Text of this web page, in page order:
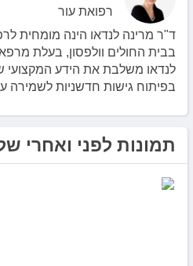
רפואת עור
ד"ר מרינה לנדאו הינה מומחית
בבית החולים וולפסון, בעלת
לנדאו משלבת את הידע
בפיתוח גישות חדשניות לשמירה
תמונות לפני ואחרי
ד״ר גיא שלום